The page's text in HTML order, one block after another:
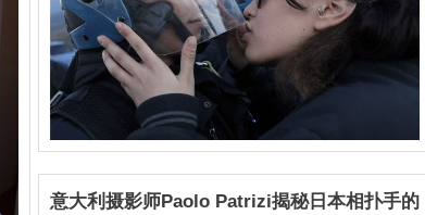
意大利摄影师Paolo Patrizi揭秘日本相扑手的